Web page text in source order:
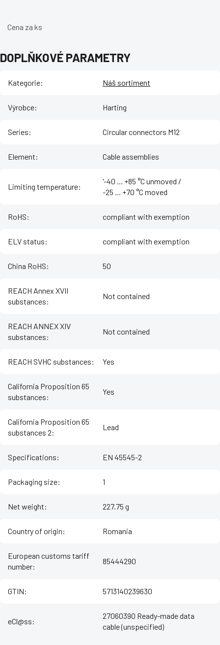
Cena za ks
DOPLŇKOVÉ PARAMETRY
Kategorie: Náš sortiment
Výrobce: Harting
Series: Circular connectors M12
Element: Cable assemblies
Limiting temperature:
'-40 ... +85 °C unmoved /
-25 ... +70 °C moved
RoHS: compliant with exemption
ELV status: compliant with exemption
China RoHS: 50
REACH Annex XVII
substances:
Not contained
REACH ANNEX XIV
substances:
Not contained
REACH SVHC substances: Yes
California Proposition 65
substances:
Yes
California Proposition 65
substances 2:
Lead
Specifications: EN 45545-2
Packaging size: 1
Net weight: 227.75 g
Country of origin: Romania
European customs tariff
number:
85444290
GTIN: 5713140239630
eCl@ss:
27060390 Ready-made data
cable (unspecified)